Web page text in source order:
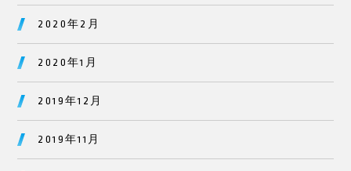
2020年2月
2020年1月
2019年12月
2019年11月